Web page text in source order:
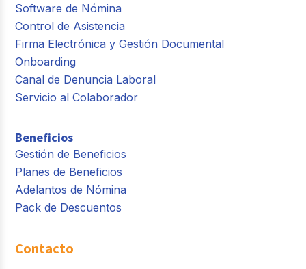
Software de Nómina
Control de Asistencia
Firma Electrónica y Gestión Documental
Onboarding
Canal de Denuncia Laboral
Servicio al Colaborador
Beneficios
Gestión de Beneficios
Planes de Beneficios
Adelantos de Nómina
Pack de Descuentos
Contacto